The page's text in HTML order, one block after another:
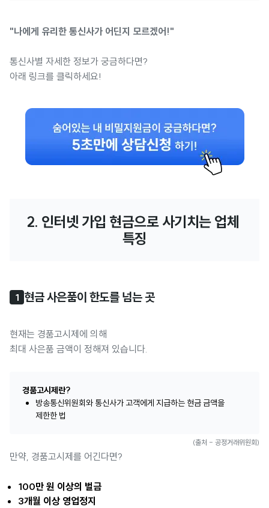
"나에게 유리한 통신사가 어딘지 모르겠어!"
통신사별 자세한 정보가 궁금하다면?
아래 링크를 클릭하세요!
2. 인터넷 가입 현금으로 사기치는 업체
특징
1 현금 사은품이 한도를 넘는 곳
현재는 경품고시제에 의해
최대 사은품 금액이 정해져 있습니다.
경품고시제란?
방송통신위원회와 통신사가 고객에게 지급하는 현금 금액을
제한한 법
(출처 - 공정거래위원회)
만약, 경품고시제를 어긴다면?
100만 원 이상의 벌금
3개월 이상 영업정지